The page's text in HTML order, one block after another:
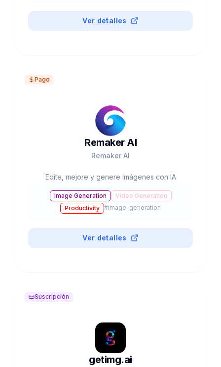
Ver detalles
Pago
Remaker AI
Remaker AI
Edite, mejore y genere imágenes con IA
Image Generation
Video Generation
Productivity #image-generation
Ver detalles
Suscripción
getimg.ai